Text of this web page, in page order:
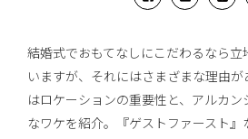
結婚式でおもてなしにこだわるなら立
いますが、それにはさまざまな理由
はロケーションの重要性と、アルカン
なワケを紹介。『ゲストファースト』